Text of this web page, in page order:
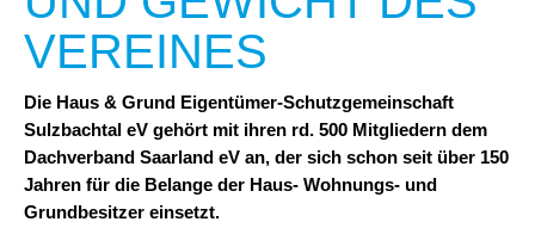
VEREINES
Die Haus & Grund Eigentümer-Schutzgemeinschaft
Sulzbachtal eV gehört mit ihren rd. 500 Mitgliedern dem
Dachverband Saarland eV an, der sich schon seit über 150
Jahren für die Belange der Haus- Wohnungs- und
Grundbesitzer einsetzt.